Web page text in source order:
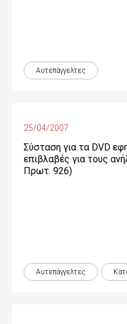
Αυτεπάγγελτες
25/04/2007
Σύσταση για τα DVD
επιβλαβές για τους
Πρωτ. 926)
Αυτεπάγγελτες